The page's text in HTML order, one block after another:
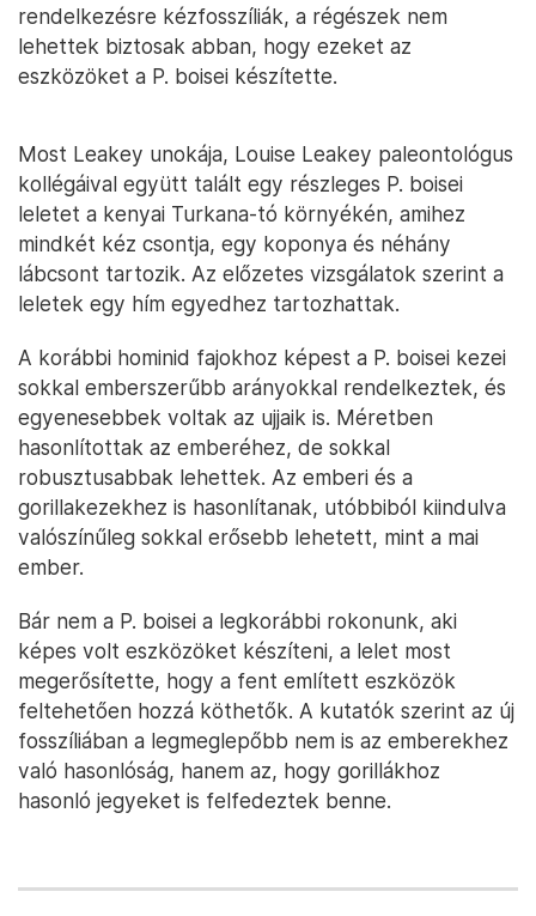
rendelkezésre kézfosszíliák, a régészek nem
lehettek biztosak abban, hogy ezeket az
eszközöket a P. boisei készítette.
Most Leakey unokája, Louise Leakey paleontológus
kollégáival együtt talált egy részleges P. boisei
leletet a kenyai Turkana-tó környékén, amihez
mindkét kéz csontja, egy koponya és néhány
lábcsont tartozik. Az előzetes vizsgálatok szerint a
leletek egy hím egyedhez tartozhattak.
A korábbi hominid fajokhoz képest a P. boisei kezei
sokkal emberszerűbb arányokkal rendelkeztek, és
egyenesebbek voltak az ujjaik is. Méretben
hasonlítottak az emberéhez, de sokkal
robusztusabbak lehettek. Az emberi és a
gorillakezekhez is hasonlítanak, utóbbiból kiindulva
valószínűleg sokkal erősebb lehetett, mint a mai
ember.
Bár nem a P. boisei a legkorábbi rokonunk, aki
képes volt eszközöket készíteni, a lelet most
megerősítette, hogy a fent említett eszközök
feltehetően hozzá köthetők. A kutatók szerint az új
fosszíliában a legmeglepőbb nem is az emberekhez
való hasonlóság, hanem az, hogy gorillákhoz
hasonló jegyeket is felfedeztek benne.